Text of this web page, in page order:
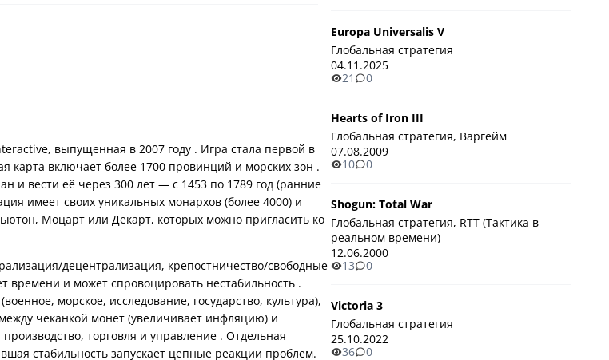
выпущенная в 2007 году . Игра стала первой в
карта включает более 1700 провинций и морских зон .
и вести её через 300 лет — с 1453 по 1789 год (ранние
имеет своих уникальных монархов (более 4000) и
Моцарт или Декарт, которых можно пригласить ко
децентрализация, крепостничество/свободные
и может спровоцировать нестабильность .
морское, исследование, государство, культура),
чеканкой монет (увеличивает инфляцию) и
торговля и управление . Отдельная
Europa Universalis V
Глобальная стратегия
04.11.2025
21
0
Hearts of Iron III
Глобальная стратегия, Варгейм
07.08.2009
10
0
Shogun: Total War
Глобальная стратегия, RTT (Тактика в
реальном времени)
12.06.2000
13
0
Victoria 3
Глобальная стратегия
25.10.2022
36
0